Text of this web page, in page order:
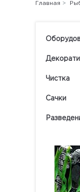
Чистка
Сачки
Главная >